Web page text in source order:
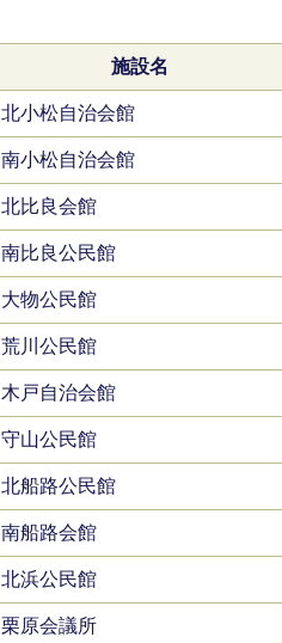
施設名
北小松自治会館
南小松自治会館
北比良会館
南比良公民館
大物公民館
荒川公民館
木戸自治会館
守山公民館
北船路公民館
南船路会館
北浜公民館
栗原会議所